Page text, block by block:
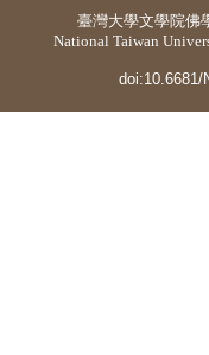
臺灣大學文學院佛
National Taiwan
doi:10.6681/